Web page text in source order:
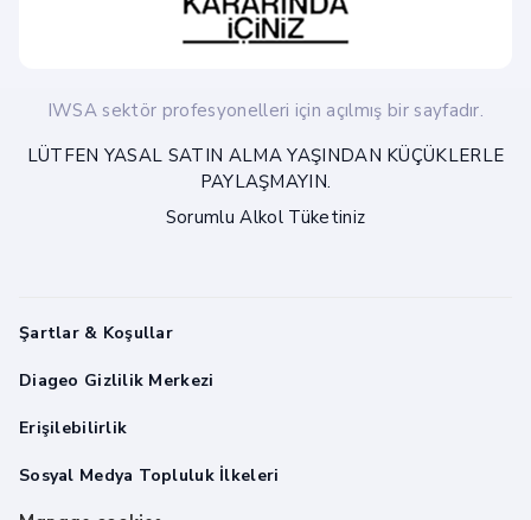
IWSA sektör profesyonelleri için açılmış bir sayfadır.
LÜTFEN YASAL SATIN ALMA YAŞINDAN KÜÇÜKLERLE
PAYLAŞMAYIN.
Sorumlu Alkol Tüketiniz
Şartlar & Koşullar
Diageo Gizlilik Merkezi
Erişilebilirlik
Sosyal Medya Topluluk İlkeleri